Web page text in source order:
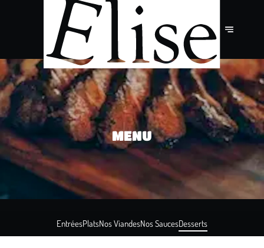
MENU
EntréesPlatsNos ViandesNos SaucesDesserts